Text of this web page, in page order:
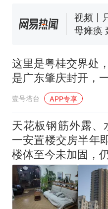
视频丨
母瘫痪
1千斤稻
热
十
全部作
这里是粤桂交界处
是广东肇庆封开，
广西梧州万秀区
壹号塔台 APP专享
天花板钢筋外露
一安置楼交房半年
楼体至今未加固，